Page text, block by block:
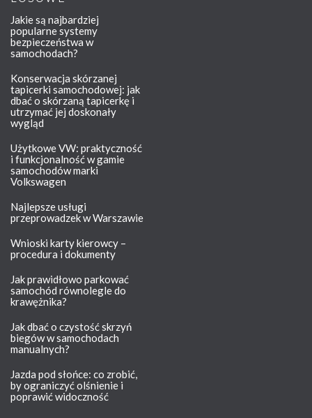
Jakie są najbardziej
popularne systemy
bezpieczeństwa w
samochodach?
Konserwacja skórzanej
tapicerki samochodowej: jak
dbać o skórzaną tapicerkę i
utrzymać jej doskonały
wygląd
Użytkowe VW: praktyczność
i funkcjonalność w gamie
samochodów marki
Volkswagen
Najlepsze usługi
przeprowadzek w Warszawie
Wnioski karty kierowcy –
procedura i dokumenty
Jak prawidłowo parkować
samochód równolegle do
krawężnika?
Jak dbać o czystość skrzyń
biegów w samochodach
manualnych?
Jazda pod słońce: co zrobić,
by ograniczyć olśnienie i
poprawić widoczność